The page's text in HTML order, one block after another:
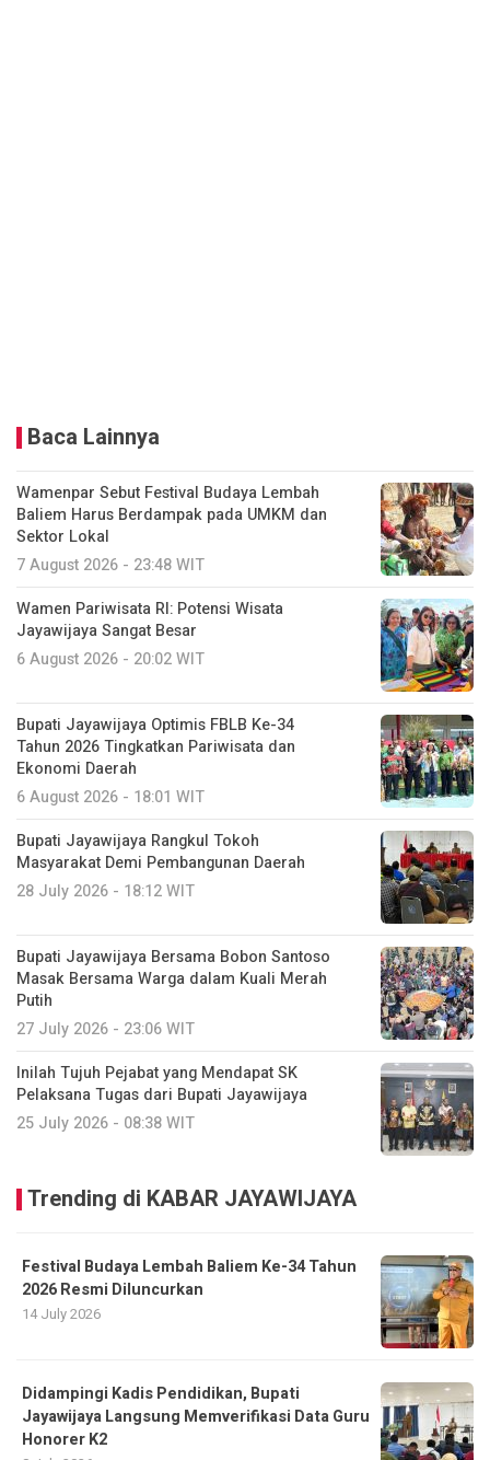
Baca Lainnya
Wamenpar Sebut Festival Budaya Lembah
Baliem Harus Berdampak pada UMKM dan
Sektor Lokal
7 August 2026 - 23:48 WIT
Wamen Pariwisata RI: Potensi Wisata
Jayawijaya Sangat Besar
6 August 2026 - 20:02 WIT
Bupati Jayawijaya Optimis FBLB Ke-34
Tahun 2026 Tingkatkan Pariwisata dan
Ekonomi Daerah
6 August 2026 - 18:01 WIT
Bupati Jayawijaya Rangkul Tokoh
Masyarakat Demi Pembangunan Daerah
28 July 2026 - 18:12 WIT
Bupati Jayawijaya Bersama Bobon Santoso
Masak Bersama Warga dalam Kuali Merah
Putih
27 July 2026 - 23:06 WIT
Inilah Tujuh Pejabat yang Mendapat SK
Pelaksana Tugas dari Bupati Jayawijaya
25 July 2026 - 08:38 WIT
Trending di KABAR JAYAWIJAYA
Festival Budaya Lembah Baliem Ke-34 Tahun
2026 Resmi Diluncurkan
14 July 2026
Didampingi Kadis Pendidikan, Bupati
Jayawijaya Langsung Memverifikasi Data Guru
Honorer K2